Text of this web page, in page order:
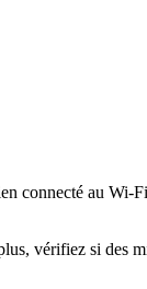
connecté au Wi-
vérifiez si des